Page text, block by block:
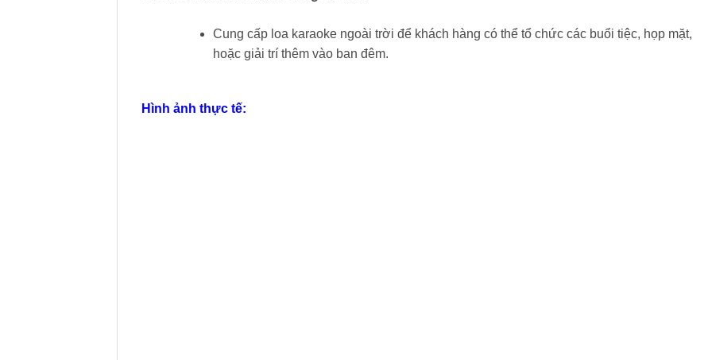
Cung cấp loa karaoke ngoài trời để khách hàng có thể tổ chức các buổi tiệc, họp mặt,
hoặc giải trí thêm vào ban đêm.
Hình ảnh thực tế: